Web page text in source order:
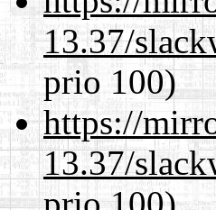
13.37/
prio 100)
https://
13.37/